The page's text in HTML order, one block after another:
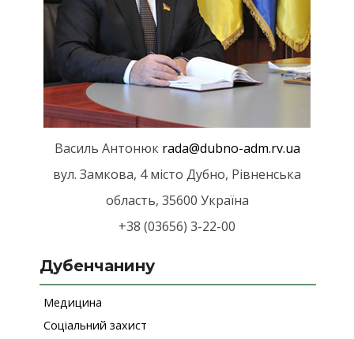
Василь Антонюк rada@dubno-adm.rv.ua
вул. Замкова, 4місто Дубно, Рівненська
область, 35600 Україна
+38 (03656) 3-22-00
Дубенчанину
Медицина
Соціальний захист